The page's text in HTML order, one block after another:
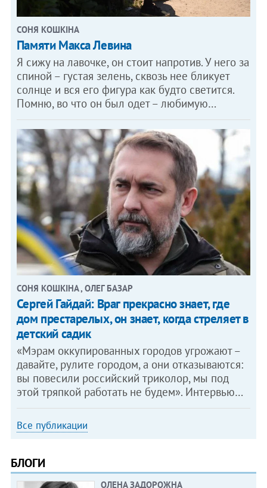
СОНЯ КОШКІНА
Памяти Макса Левина
Я сижу на лавочке, он стоит напротив. У него за
спиной – густая зелень, сквозь нее бликует
солнце и вся его фигура как будто светится.
Помню, во что он был одет – любимую…
СОНЯ КОШКІНА , ОЛЕГ БАЗАР
Сергей Гайдай: Враг прекрасно знает, где
дом престарелых, он знает, когда стреляет в
детский садик
«Мэрам оккупированных городов угрожают –
давайте, рулите городом, а они отказываются:
вы повесили российский триколор, мы под
этой тряпкой работать не будем». Интервью…
Все публикации
БЛОГИ
ОЛЕНА ЗАДОРОЖНА